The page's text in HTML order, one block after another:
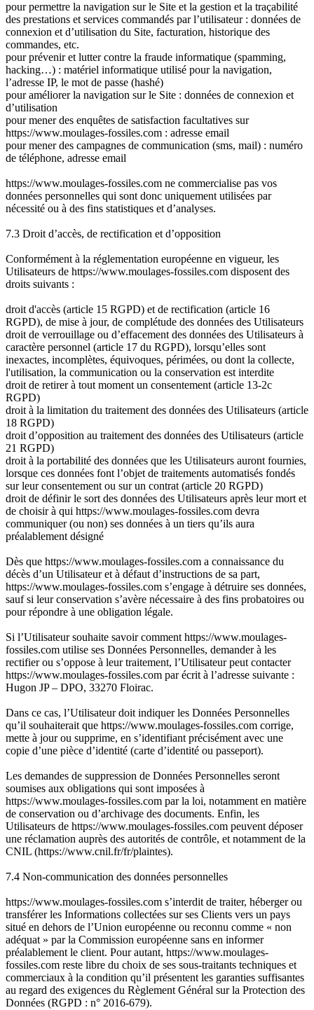
pour permettre la navigation sur le Site et la gestion et la traçabilité
des prestations et services commandés par l’utilisateur : données de
connexion et d’utilisation du Site, facturation, historique des
commandes, etc.
pour prévenir et lutter contre la fraude informatique (spamming,
hacking…) : matériel informatique utilisé pour la navigation,
l’adresse IP, le mot de passe (hashé)
pour améliorer la navigation sur le Site : données de connexion et
d’utilisation
pour mener des enquêtes de satisfaction facultatives sur
https://www.moulages-fossiles.com : adresse email
pour mener des campagnes de communication (sms, mail) : numéro
de téléphone, adresse email
https://www.moulages-fossiles.com ne commercialise pas vos
données personnelles qui sont donc uniquement utilisées par
nécessité ou à des fins statistiques et d’analyses.
7.3 Droit d’accès, de rectification et d’opposition
Conformément à la réglementation européenne en vigueur, les
Utilisateurs de https://www.moulages-fossiles.com disposent des
droits suivants :
droit d'accès (article 15 RGPD) et de rectification (article 16
RGPD), de mise à jour, de complétude des données des Utilisateurs
droit de verrouillage ou d’effacement des données des Utilisateurs à
caractère personnel (article 17 du RGPD), lorsqu’elles sont
inexactes, incomplètes, équivoques, périmées, ou dont la collecte,
l'utilisation, la communication ou la conservation est interdite
droit de retirer à tout moment un consentement (article 13-2c
RGPD)
droit à la limitation du traitement des données des Utilisateurs (article
18 RGPD)
droit d’opposition au traitement des données des Utilisateurs (article
21 RGPD)
droit à la portabilité des données que les Utilisateurs auront fournies,
lorsque ces données font l’objet de traitements automatisés fondés
sur leur consentement ou sur un contrat (article 20 RGPD)
droit de définir le sort des données des Utilisateurs après leur mort et
de choisir à qui https://www.moulages-fossiles.com devra
communiquer (ou non) ses données à un tiers qu’ils aura
préalablement désigné
Dès que https://www.moulages-fossiles.com a connaissance du
décès d’un Utilisateur et à défaut d’instructions de sa part,
https://www.moulages-fossiles.com s’engage à détruire ses données,
sauf si leur conservation s’avère nécessaire à des fins probatoires ou
pour répondre à une obligation légale.
Si l’Utilisateur souhaite savoir comment https://www.moulages-
fossiles.com utilise ses Données Personnelles, demander à les
rectifier ou s’oppose à leur traitement, l’Utilisateur peut contacter
https://www.moulages-fossiles.com par écrit à l’adresse suivante :
Hugon JP – DPO, 33270 Floirac.
Dans ce cas, l’Utilisateur doit indiquer les Données Personnelles
qu’il souhaiterait que https://www.moulages-fossiles.com corrige,
mette à jour ou supprime, en s’identifiant précisément avec une
copie d’une pièce d’identité (carte d’identité ou passeport).
Les demandes de suppression de Données Personnelles seront
soumises aux obligations qui sont imposées à
https://www.moulages-fossiles.com par la loi, notamment en matière
de conservation ou d’archivage des documents. Enfin, les
Utilisateurs de https://www.moulages-fossiles.com peuvent déposer
une réclamation auprès des autorités de contrôle, et notamment de la
CNIL (https://www.cnil.fr/fr/plaintes).
7.4 Non-communication des données personnelles
https://www.moulages-fossiles.com s’interdit de traiter, héberger ou
transférer les Informations collectées sur ses Clients vers un pays
situé en dehors de l’Union européenne ou reconnu comme « non
adéquat » par la Commission européenne sans en informer
préalablement le client. Pour autant, https://www.moulages-
fossiles.com reste libre du choix de ses sous-traitants techniques et
commerciaux à la condition qu’il présentent les garanties suffisantes
au regard des exigences du Règlement Général sur la Protection des
Données (RGPD : n° 2016-679).